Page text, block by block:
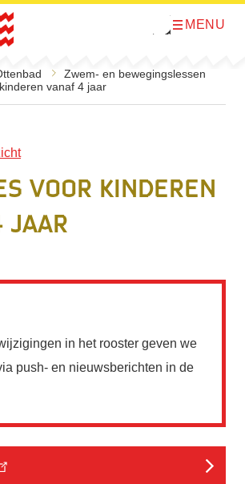
O
m
MENU
Zwem- en bewegingslessen
vanaf 4 jaar
voor kinderen
jaar
in het rooster geven we
push- en nieuwsberichten in de